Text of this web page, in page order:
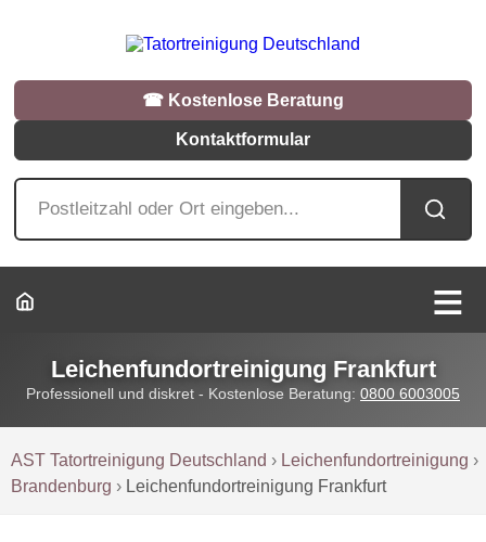
☎︎ Kostenlose Beratung
Kontaktformular
Leichenfundortreinigung Frankfurt
Professionell und diskret - Kostenlose Beratung: 0800 6003005
AST Tatortreinigung Deutschland › Leichenfundortreinigung ›
Brandenburg › Leichenfundortreinigung Frankfurt